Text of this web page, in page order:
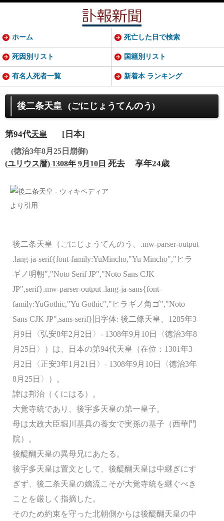
後二条天皇 (ごにじょうてんのう)
第94代天皇 [日本]
(徳治3年8月25日崩御)
(ユリウス暦) 1308年 9月10日 死去 享年24歳
後二条天皇（ごにじょうてんのう、.mw-parser-output
.lang-ja-serif{font-family:YuMincho,"Yu Mincho","ヒラ
ギノ明朝","Noto Serif JP","Noto Sans CJK
JP",serif}.mw-parser-output .lang-ja-sans{font-
family:YuGothic,"Yu Gothic","ヒラギノ角ゴ","Noto
Sans CJK JP",sans-serif}旧字体: 後二條天皇、1285年3
月9日〈弘安8年2月2日〉- 1308年9月10日〈徳治3年8
月25日〉）は、日本の第94代天皇（在位：1301年3
月2日〈正安3年1月21日〉- 1308年9月10日〈徳治3年
8月25日〉）。
諱は邦治（くにはる）。
大覚寺統であり、後宇多天皇の第一皇子。
母は太政大臣堀川基具の養女で実孫の基子（西華門
院）。
後醍醐天皇の異母兄にあたる。
後宇多天皇は置文として、後醍醐天皇は中継ぎにす
ぎず、後二条天皇の嫡流こそが大覚寺統を継ぐべき
ことを厳しく指摘した。
そのため約束を守った北朝側からは後醍醐天皇の中
ホーム 死亡した日で検索
死因別リスト 国籍別リスト
有名人死者一覧 新着本 ランキング